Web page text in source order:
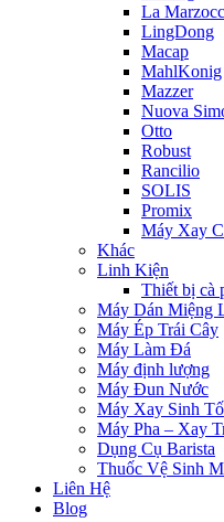
La
LingDong
Macap
MahlKonig
Mazzer
Nuova
Otto
Robust
Rancilio
SOLIS
Promix
Máy Xay
Khác
Linh Kiện
Thiết bị cà
Máy Dán Miệng
Máy Ép Trái Cây
Máy Làm Đá
Máy định lượng
Máy Đun Nước
Máy Xay Sinh Tố
Máy Pha – Xay
Dụng Cụ Barista
Thuốc Vệ Sinh
Liên Hệ
Blog